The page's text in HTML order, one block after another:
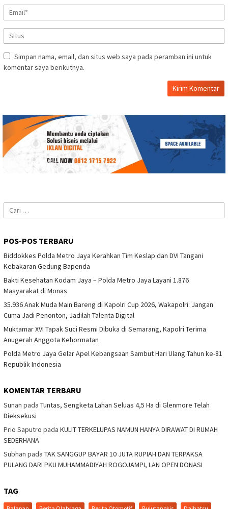
Simpan nama, email, dan situs web saya pada peramban ini untuk
komentar saya berikutnya.
Cari
untuk:
POS-POS TERBARU
Biddokkes Polda Metro Jaya Kerahkan Tim Keslap dan DVI Tangani
Kebakaran Gedung Bapenda
Bakti Kesehatan Kodam Jaya – Polda Metro Jaya Layani 1.876
Masyarakat di Monas
35.936 Anak Muda Main Bareng di Kapolri Cup 2026, Wakapolri: Jangan
Cuma Jadi Penonton, Jadilah Talenta Digital
Muktamar XVI Tapak Suci Resmi Dibuka di Semarang, Kapolri Terima
Anugerah Anggota Kehormatan
Polda Metro Jaya Gelar Apel Kebangsaan Sambut Hari Ulang Tahun ke-81
Republik Indonesia
KOMENTAR TERBARU
Sunan pada Tuntas, Sengketa Lahan Seluas 4,5 Ha di Glenmore Telah
Dieksekusi
Prio Saputro pada KULIT TERKELUPAS NAMUN HANYA DIRAWAT DI RUMAH
SEDERHANA
Subhan pada TAK SANGGUP BAYAR 10 JUTA RUPIAH DAN TERPAKSA
PULANG DARI PKU MUHAMMADIYAH ROGOJAMPI, LAN OPEN DONASI
TAG